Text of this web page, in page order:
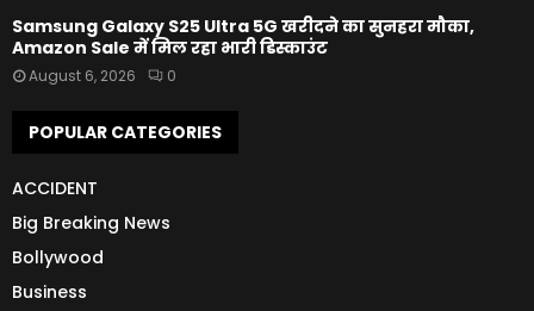
Samsung Galaxy S25 Ultra 5G खरीदने का सुनहरा मौका,
Amazon Sale में मिल रहा भारी डिस्काउंट
August 6, 2026 0
POPULAR CATEGORIES
ACCIDENT
Big Breaking News
Bollywood
Business